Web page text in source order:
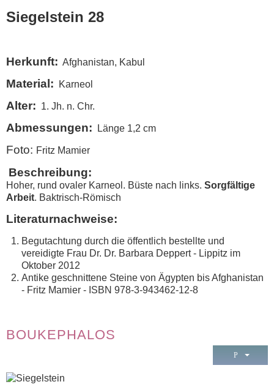
Siegelstein 28
Herkunft: Afghanistan, Kabul
Material: Karneol
Alter: 1. Jh. n. Chr.
Abmessungen: Länge 1,2 cm
Foto: Fritz Mamier
Beschreibung:
Hoher, rund ovaler Karneol. Büste nach links. Sorgfältige
Arbeit. Baktrisch-Römisch
Literaturnachweise:
Begutachtung durch die öffentlich bestellte und
vereidigte Frau Dr. Dr. Barbara Deppert - Lippitz im
Oktober 2012
Antike geschnittene Steine von Ägypten bis Afghanistan
- Fritz Mamier - ISBN 978-3-943462-12-8
BOUKEPHALOS